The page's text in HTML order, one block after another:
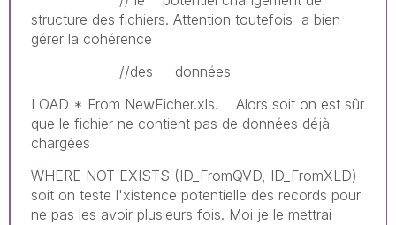
structure des fichiers. Attention toutefois a bien
gérer la cohérence
//des données
LOAD * From NewFicher.xls. Alors soit on est sûr
que le fichier ne contient pas de données déjà
chargées
WHERE NOT EXISTS (ID_FromQVD, ID_FromXLD)
soit on teste l'xistence potentielle des records pour
ne pas les avoir plusieurs fois. Moi je le mettrai